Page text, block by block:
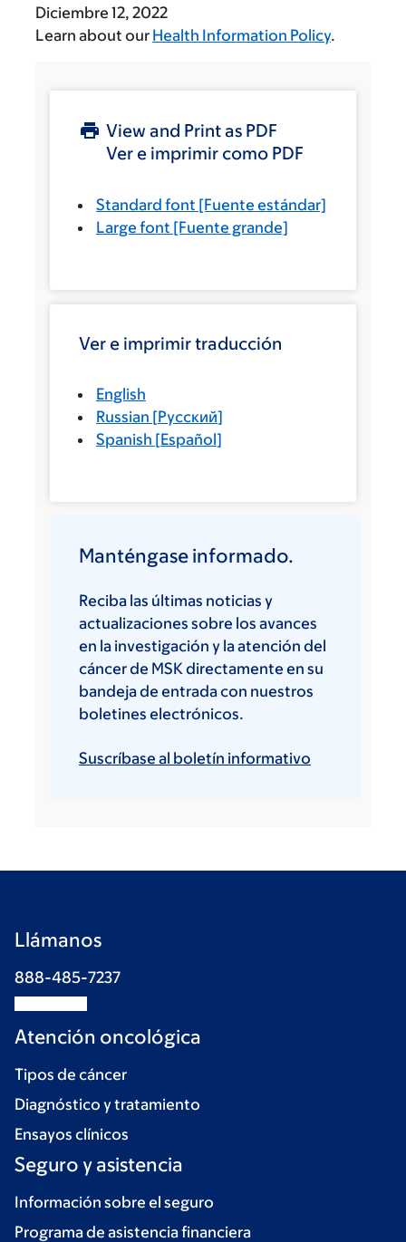
Diciembre 12, 2022
Learn about our Health Information Policy.
View and Print as PDF
Ver e imprimir como PDF
Standard font [Fuente estándar]
Large font [Fuente grande]
Ver e imprimir traducción
English
Russian [Русский]
Spanish [Español]
Manténgase informado.
Reciba las últimas noticias y
actualizaciones sobre los avances
en la investigación y la atención del
cáncer de MSK directamente en su
bandeja de entrada con nuestros
boletines electrónicos.
Suscríbase al boletín informativo
Llámanos
888-485-7237
Atención oncológica
Tipos de cáncer
Diagnóstico y tratamiento
Ensayos clínicos
Seguro y asistencia
Información sobre el seguro
Programa de asistencia financiera